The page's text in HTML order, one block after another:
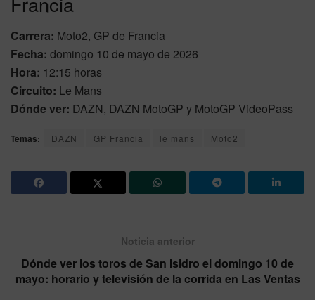
Carrera: Moto2, GP de Francia
Fecha: domingo 10 de mayo de 2026
Hora: 12:15 horas
Circuito: Le Mans
Dónde ver: DAZN, DAZN MotoGP y MotoGP VideoPass
Temas: DAZN GP Francia le mans Moto2
Noticia anterior
Dónde ver los toros de San Isidro el domingo 10 de
mayo: horario y televisión de la corrida en Las Ventas